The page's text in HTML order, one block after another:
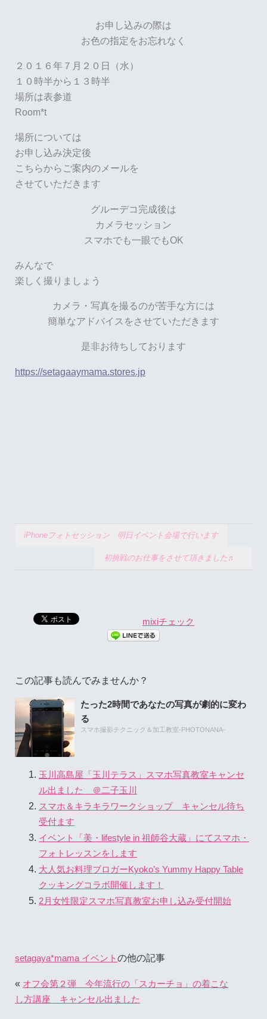
お申し込みの際は
お色の指定をお忘れなく
２０１６年７月２０日（水）
１０時半から１３時半
場所は表参道
Room*t
場所については
お申し込み決定後
こちらからご案内のメールを
させていただきます
グルーデコ完成後は
カメラセッション
スマホでも一眼でもOK
みんなで
楽しく撮りましょう
カメラ・写真を撮るのが苦手な方には
簡単なアドバイスをさせていただきます
是非お待ちしております
https://setagaaymama.stores.jp
iPhoneフォトセッション 明日イベント会場で行います
初挑戦のお仕事をさせて頂きました♬
mixiチェック
この記事も読んでみませんか？
たった2時間であなたの写真が劇的に変わ
る
スマホ撮影テクニック＆加工教室-PHOTONANA-
玉川高島屋「玉川テラス」スマホ写真教室キャンセ
ル出ました ＠二子玉川
スマホ＆キラキラワークショップ キャンセル待ち
受付ます
イベント「美・lifestyle in 祖師谷大蔵」にてスマホ・
フォトレッスンをします
大人気お料理ブロガーKyoko’s Yummy Happy Table
クッキングコラボ開催します！
2月女性限定スマホ写真教室お申し込み受付開始
setagaya*mama イベントの他の記事
« オフ会第２弾 今年流行の「スカーチョ」の着こな
し方講座 キャンセル出ました